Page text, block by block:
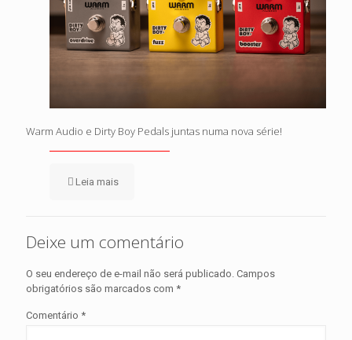
Warm Audio e Dirty Boy Pedals juntas numa nova série!
Leia mais
Deixe um comentário
O seu endereço de e-mail não será publicado. Campos
obrigatórios são marcados com *
Comentário *